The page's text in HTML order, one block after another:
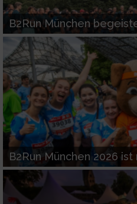
B2Run München
B2Run München 2026